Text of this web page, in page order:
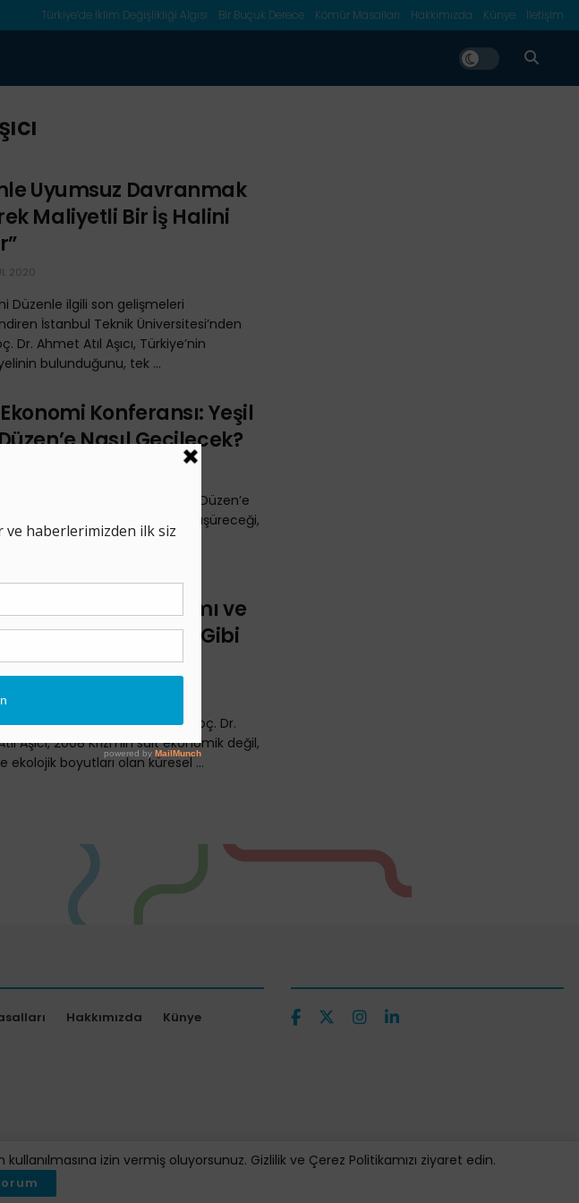
Türkiye’de İklim Değişlikliği Algısı Bir Buçuk Derece Kömür Masalları Hakkımızda Künye İletişim
Uyumsuz Davranmak
Maliyetli Bir İş Halini
2020
Düzenle ilgili son gelişmeleri
İstanbul Teknik Üniversitesi’nden
Dr. Ahmet Atıl Aşıcı, Türkiye’nin
bulunduğunu, tek ...
Konferansı: Yeşil
Nasıl Geçilecek?
Konferansı’nda, Yeşil Yeni Düzen’e
ABD ve AB içerisinde istihdamı düşüreceği,
büyümeyi yavaşlatacağı gibi
Yeni Düzen, Kapsamı ve
ile En İyi Plan Gibi
Mühendisliği Bölümü’nden Doç. Dr.
Aşıcı, 2008 Krizi’nin salt ekonomik değil,
ekolojik boyutları olan küresel ...
Hakkımızda
Künye
izin vermiş oluyorsunuz. Gizlilik ve Çerez Politikamızı ziyaret edin.